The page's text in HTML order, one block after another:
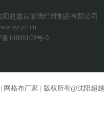
阳超越达玻璃纤维制品有限公司
14008103号-9
网格布厂家 | 版权所有@沈阳超